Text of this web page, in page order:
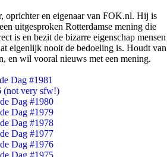
oprichter en eigenaar van FOK.nl. Hij is
uitgesproken Rotterdamse mening die
is en bezit de bizarre eigenschap mensen
eigenlijk nooit de bedoeling is. Houdt van
en wil vooral nieuws met een mening.
Dag #1981
(not very sfw!)
Dag #1980
Dag #1979
Dag #1978
Dag #1977
Dag #1976
Dag #1975